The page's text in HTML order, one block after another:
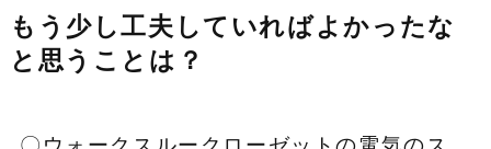
もう少し工夫していればよかったな
と思うことは？